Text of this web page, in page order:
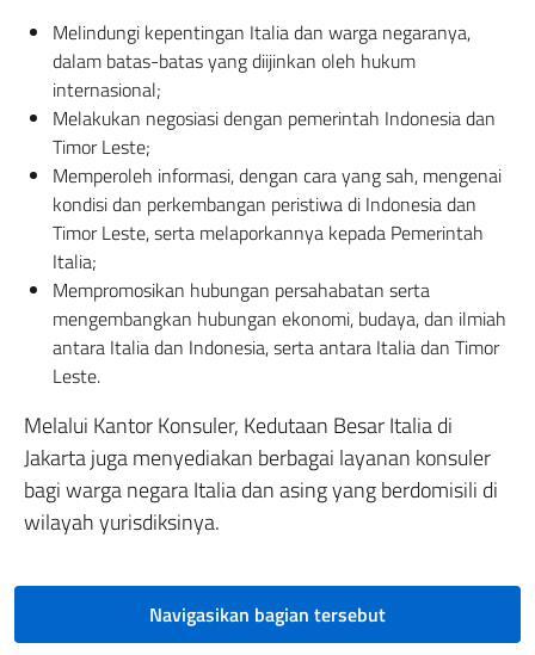
Melindungi kepentingan Italia dan warga negaranya,
dalam batas-batas yang diijinkan oleh hukum
internasional;
Melakukan negosiasi dengan pemerintah Indonesia dan
Timor Leste;
Memperoleh informasi, dengan cara yang sah, mengenai
kondisi dan perkembangan peristiwa di Indonesia dan
Timor Leste, serta melaporkannya kepada Pemerintah
Italia;
Mempromosikan hubungan persahabatan serta
mengembangkan hubungan ekonomi, budaya, dan ilmiah
antara Italia dan Indonesia, serta antara Italia dan Timor
Leste.
Melalui Kantor Konsuler, Kedutaan Besar Italia di
Jakarta juga menyediakan berbagai layanan konsuler
bagi warga negara Italia dan asing yang berdomisili di
wilayah yurisdiksinya.
Navigasikan bagian tersebut